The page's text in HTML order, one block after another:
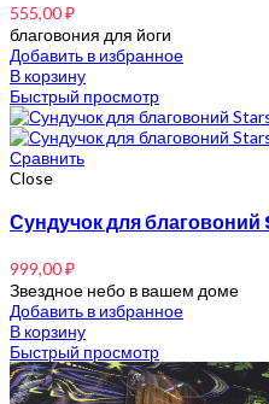
555,00₽
благовония для йоги
Добавить в избранное
В корзину
Быстрый просмотр
Сравнить
Close
Сундучок для
999,00₽
Звездное небо в вашем доме
Добавить в избранное
В корзину
Быстрый просмотр